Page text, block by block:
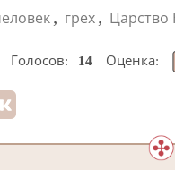
, грех , Царство
Голосов: 14 Оценка: